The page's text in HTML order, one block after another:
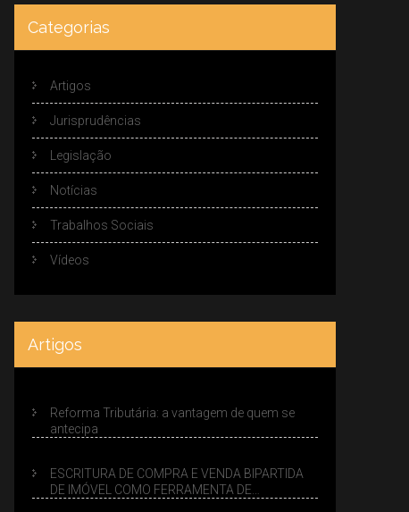
Categorias
Artigos
Jurisprudências
Legislação
Notícias
Trabalhos Sociais
Vídeos
Artigos
Reforma Tributária: a vantagem de quem se
antecipa
ESCRITURA DE COMPRA E VENDA BIPARTIDA
DE IMÓVEL COMO FERRAMENTA DE